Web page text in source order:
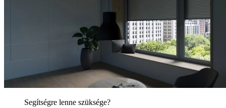
Segítségre lenne szüksége?